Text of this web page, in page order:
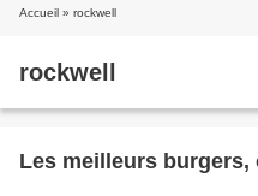
Accueil » rockwell
rockwell
Les meilleurs burgers,